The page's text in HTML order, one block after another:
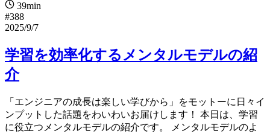
39min
#388
2025/9/7
学習を効率化するメンタルモデルの紹
介
「エンジニアの成長は楽しい学びから」をモットーに日々イ
ンプットした話題をわいわいお届けします！ 本日は、学習
に役立つメンタルモデルの紹介です。 メンタルモデルのよ